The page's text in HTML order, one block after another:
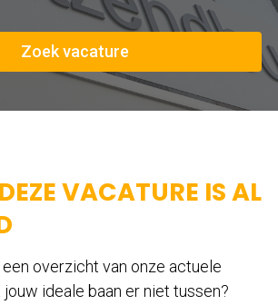
Zoek vacature
DEZE VACATURE IS AL
overzicht van onze actuele
ideale baan er niet tussen?